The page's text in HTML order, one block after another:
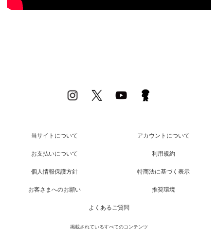
当サイトについて アカウントについて
お支払いについて 利用規約
個人情報保護方針 特商法に基づく表示
お客さまへのお願い 推奨環境
よくあるご質問
掲載されているすべてのコンテンツ